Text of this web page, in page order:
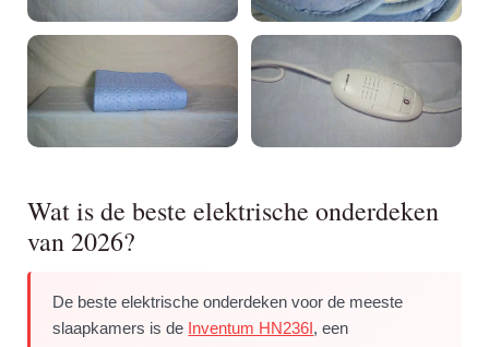
Wat is de beste elektrische onderdeken
van 2026?
De beste elektrische onderdeken voor de meeste
slaapkamers is de Inventum HN236I, een